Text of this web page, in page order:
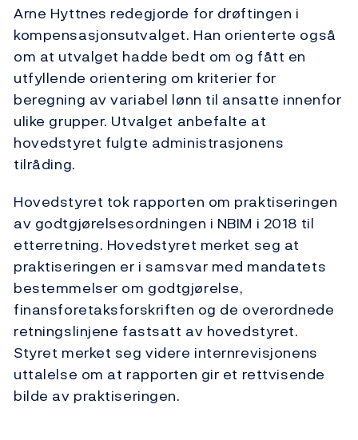
Arne Hyttnes redegjorde for drøftingen i
kompensasjonsutvalget. Han orienterte også
om at utvalget hadde bedt om og fått en
utfyllende orientering om kriterier for
beregning av variabel lønn til ansatte innenfor
ulike grupper. Utvalget anbefalte at
hovedstyret fulgte administrasjonens
tilråding.
Hovedstyret tok rapporten om praktiseringen
av godtgjørelsesordningen i NBIM i 2018 til
etterretning. Hovedstyret merket seg at
praktiseringen er i samsvar med mandatets
bestemmelser om godtgjørelse,
finansforetaksforskriften og de overordnede
retningslinjene fastsatt av hovedstyret.
Styret merket seg videre internrevisjonens
uttalelse om at rapporten gir et rettvisende
bilde av praktiseringen.